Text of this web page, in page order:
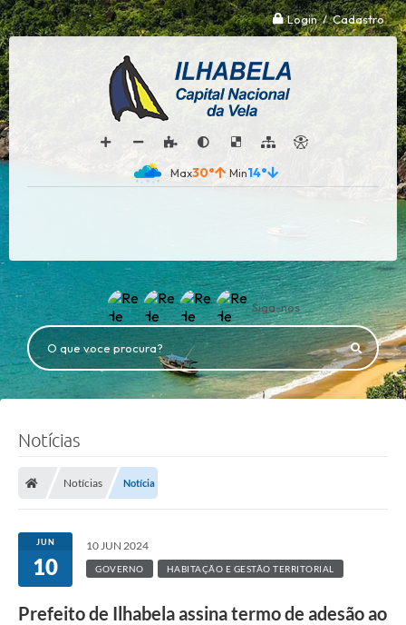
Login / Cadastro
30° 14°
Siga-nos
O que voce procura?
Notícias
Notícias Notícia
JUN
10
10 JUN 2024
GOVERNO HABITAÇÃO E GESTÃO TERRITORIAL
Prefeito de Ilhabela assina termo de adesão ao